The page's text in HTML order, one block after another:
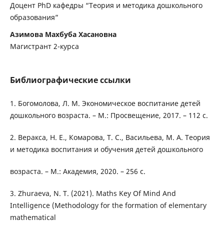
Доцент PhD кафедры “Теория и методика дошкольного
образования”
Азимова Махбуба Хасановна
Магистрант 2-курса
Библиографические ссылки
1. Богомолова, Л. М. Экономическое воспитание детей
дошкольного возраста. – М.: Просвещение, 2017. – 112 с.
2. Веракса, Н. Е., Комарова, Т. С., Васильева, М. А. Теория
и методика воспитания и обучения детей дошкольного
возраста. – М.: Академия, 2020. – 256 с.
3. Zhuraeva, N. T. (2021). Maths Key Of Mind And
Intelligence (Methodology for the formation of elementary
mathematical